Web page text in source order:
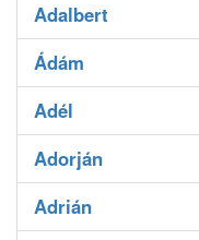
Adalbert
Ádám
Adél
Adorján
Adrián